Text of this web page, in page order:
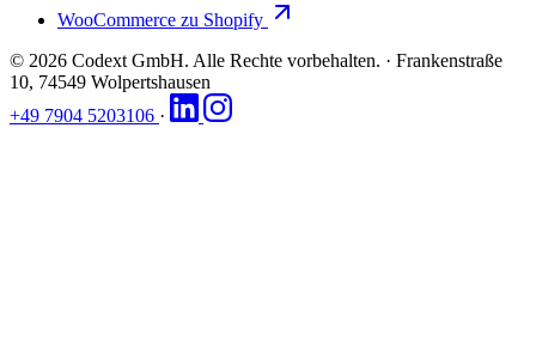
WooCommerce zu Shopify
© 2026 Codext GmbH. Alle Rechte vorbehalten. · Frankenstraße
10, 74549 Wolpertshausen
+49 7904 5203106 ·